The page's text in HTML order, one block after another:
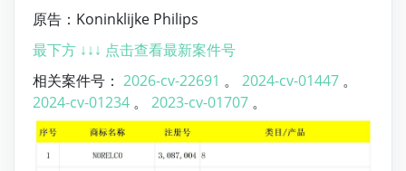
原告：Koninklijke Philips
最下方 ↓↓↓ 点击查看最新案件号
相关案件号： 2026-cv-22691 。 2024-cv-01447 。
2024-cv-01234 。 2023-cv-01707 。